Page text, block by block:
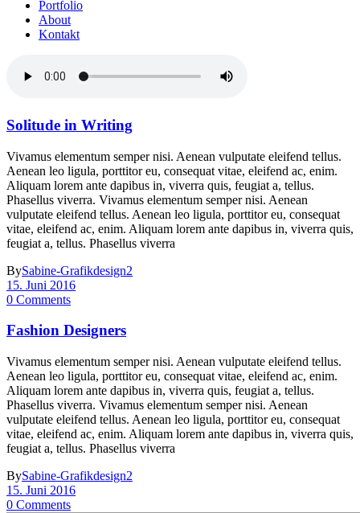
Portfolio
About
Kontakt
Solitude in Writing
Vivamus elementum semper nisi. Aenean vulputate eleifend tellus.
Aenean leo ligula, porttitor eu, consequat vitae, eleifend ac, enim.
Aliquam lorem ante dapibus in, viverra quis, feugiat a, tellus.
Phasellus viverra. Vivamus elementum semper nisi. Aenean
vulputate eleifend tellus. Aenean leo ligula, porttitor eu, consequat
vitae, eleifend ac, enim. Aliquam lorem ante dapibus in, viverra quis,
feugiat a, tellus. Phasellus viverra
BySabine-Grafikdesign2
15. Juni 2016
0 Comments
Fashion Designers
Vivamus elementum semper nisi. Aenean vulputate eleifend tellus.
Aenean leo ligula, porttitor eu, consequat vitae, eleifend ac, enim.
Aliquam lorem ante dapibus in, viverra quis, feugiat a, tellus.
Phasellus viverra. Vivamus elementum semper nisi. Aenean
vulputate eleifend tellus. Aenean leo ligula, porttitor eu, consequat
vitae, eleifend ac, enim. Aliquam lorem ante dapibus in, viverra quis,
feugiat a, tellus. Phasellus viverra
BySabine-Grafikdesign2
15. Juni 2016
0 Comments